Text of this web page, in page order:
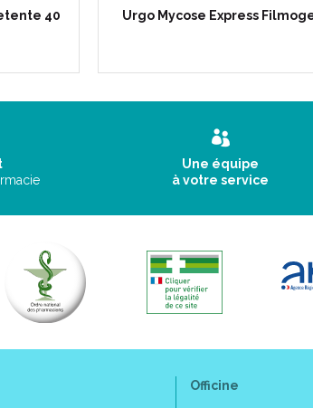
40 Urgo Mycose Express
Une équipe
à votre service
Officine